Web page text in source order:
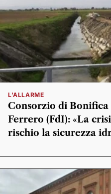
L'ALLARME
Consorzio di Bonifica
Ferrero (FdI): «La
rischio la sicurezza